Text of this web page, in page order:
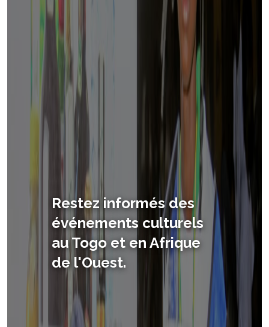
Restez informés des
événements culturels
au Togo et en Afrique
de l'Ouest.
AlafiaKultur — Un site
qui promeut la culture
africaine.